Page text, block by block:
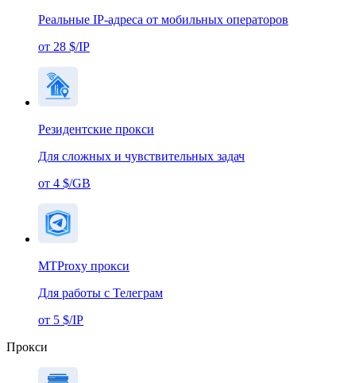
Реальные IP-адреса от мобильных операторов
от 28 $/IP
Резидентские прокси
Для сложных и чувствительных задач
от 4 $/GB
MTProxy прокси
Для работы с Телеграм
от 5 $/IP
Прокси